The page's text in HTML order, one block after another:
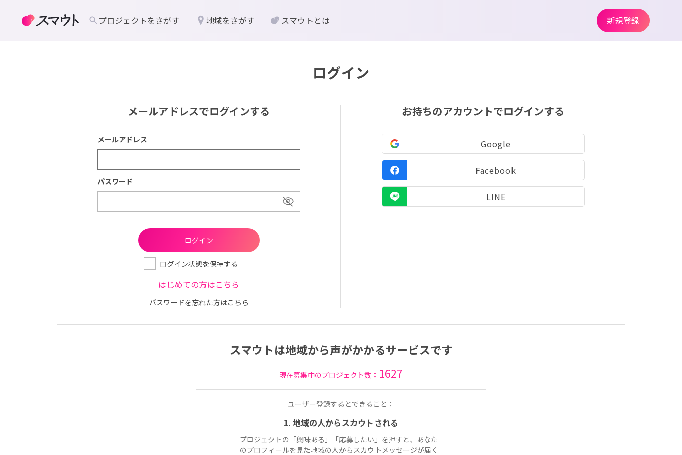
ログイン
メールアドレスでログインする
メールアドレス
パスワード
ログイン状態を保持する
はじめての方はこちら
パスワードを忘れた方はこちら
お持ちのアカウントでログインする
Google
Facebook
LINE
スマウトは地域から声がかかるサービスです
現在募集中のプロジェクト数： 1627
ユーザー登録するとできること：
1. 地域の人からスカウトされる
プロジェクトの「興味ある」「応募したい」を押すと、あなた
のプロフィールを見た地域の人からスカウトメッセージが届く
プロジェクトをさがす 地域をさがす スマウトとは 新規登録